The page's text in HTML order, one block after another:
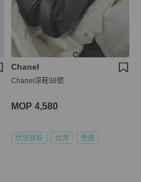
Chanel
Chanel涼鞋38號
MOP 4,580
狀況良好 台灣 免運